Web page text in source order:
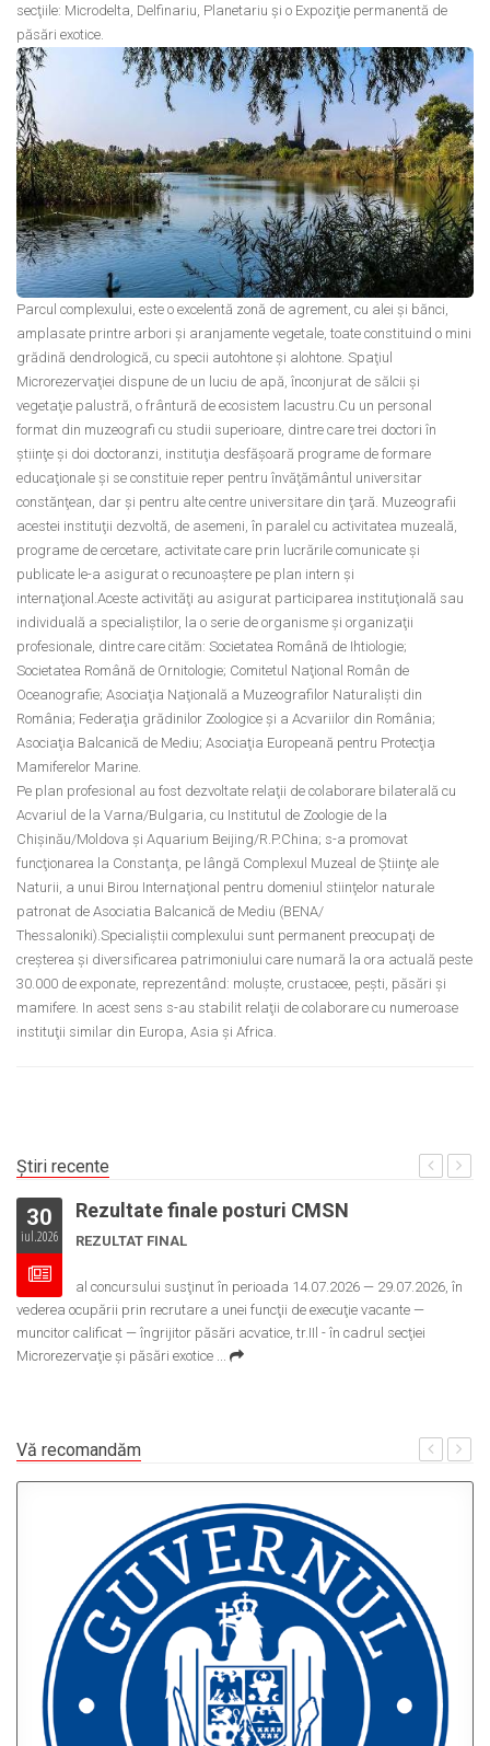
secţiile: Microdelta, Delfinariu, Planetariu şi o Expoziţie permanentă de
păsări exotice.
Parcul complexului, este o excelentă zonă de agrement, cu alei şi bănci,
amplasate printre arbori şi aranjamente vegetale, toate constituind o mini
grădină dendrologică, cu specii autohtone şi alohtone. Spaţiul
Microrezervaţiei dispune de un luciu de apă, înconjurat de sălcii şi
vegetaţie palustră, o frântură de ecosistem lacustru.Cu un personal
format din muzeografi cu studii superioare, dintre care trei doctori în
ştiinţe şi doi doctoranzi, instituţia desfăşoară programe de formare
educaţionale şi se constituie reper pentru învăţământul universitar
constănţean, dar şi pentru alte centre universitare din ţară. Muzeografii
acestei instituţii dezvoltă, de asemeni, în paralel cu activitatea muzeală,
programe de cercetare, activitate care prin lucrările comunicate şi
publicate le-a asigurat o recunoaştere pe plan intern şi
internaţional.Aceste activităţi au asigurat participarea instituţională sau
individuală a specialiştilor, la o serie de organisme şi organizaţii
profesionale, dintre care cităm: Societatea Română de Ihtiologie;
Societatea Română de Ornitologie; Comitetul Naţional Român de
Oceanografie; Asociaţia Naţională a Muzeografilor Naturalişti din
România; Federaţia grădinilor Zoologice şi a Acvariilor din România;
Asociaţia Balcanică de Mediu; Asociaţia Europeană pentru Protecţia
Mamiferelor Marine.
Pe plan profesional au fost dezvoltate relaţii de colaborare bilaterală cu
Acvariul de la Varna/Bulgaria, cu Institutul de Zoologie de la
Chișinău/Moldova și Aquarium Beijing/R.P.China; s-a promovat
funcţionarea la Constanţa, pe lângă Complexul Muzeal de Ştiinţe ale
Naturii, a unui Birou Internaţional pentru domeniul stiinţelor naturale
patronat de Asociatia Balcanică de Mediu (BENA/
Thessaloniki).Specialiştii complexului sunt permanent preocupaţi de
creşterea şi diversificarea patrimoniului care numară la ora actuală peste
30.000 de exponate, reprezentând: moluşte, crustacee, peşti, păsări şi
mamifere. In acest sens s-au stabilit relaţii de colaborare cu numeroase
instituţii similar din Europa, Asia şi Africa.
Știri recente
30
iul.2026
Rezultate finale posturi CMSN
REZULTAT FINAL
al concursului susţinut în perioada 14.07.2026 — 29.07.2026, în
vederea ocupării prin recrutare a unei funcţii de execuţie vacante —
muncitor calificat — îngrijitor păsări acvatice, tr.IIl - în cadrul secţiei
Microrezervaţie şi păsări exotice ...
Vă recomandăm